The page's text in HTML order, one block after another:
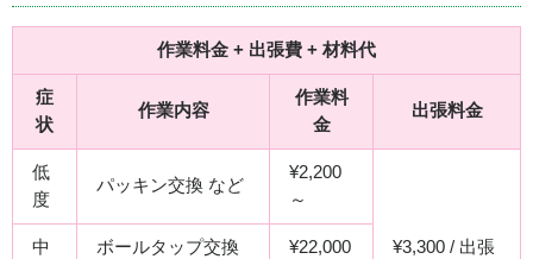
作業料金 + 出張費 + 材料代
症
状
作業内容
作業料
金
出張料金
低
度
パッキン交換 など
¥2,200
～
¥3,300 / 出張
中
ボールタップ交換
¥22,000